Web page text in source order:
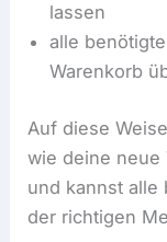
lassen
alle
Warenkorb
Auf diese
wie deine neue
und kannst alle
der richtigen